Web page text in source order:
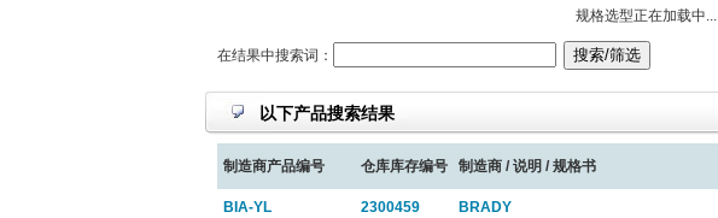
规格选型正在加载中...
在结果中搜索词：
以下产品搜索结果
制造商产品编号 仓库库存编号 制造商 / 说明 / 规格书
BIA-YL 2300459
BRADY